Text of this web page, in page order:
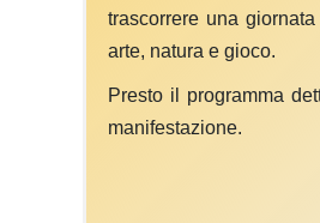
trascorrere una giornata
arte, natura e gioco.
Presto il programma
manifestazione.